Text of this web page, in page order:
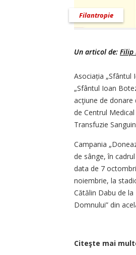
Filantropie
Un articol de: Filip
Asociația „Sfântul
„Sfântul Ioan
acţiune de donare
de Centrul
Transfuzie
Campania
de sânge, în
data de 7
noiembrie, la
Cătălin Dabu de
Domnului” din
Citeşte mai